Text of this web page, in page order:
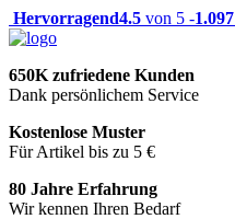
Hervorragend4.5 von 5 -1.097
650K zufriedene Kunden
Dank persönlichem Service
Kostenlose Muster
Für Artikel bis zu 5 €
80 Jahre Erfahrung
Wir kennen Ihren Bedarf